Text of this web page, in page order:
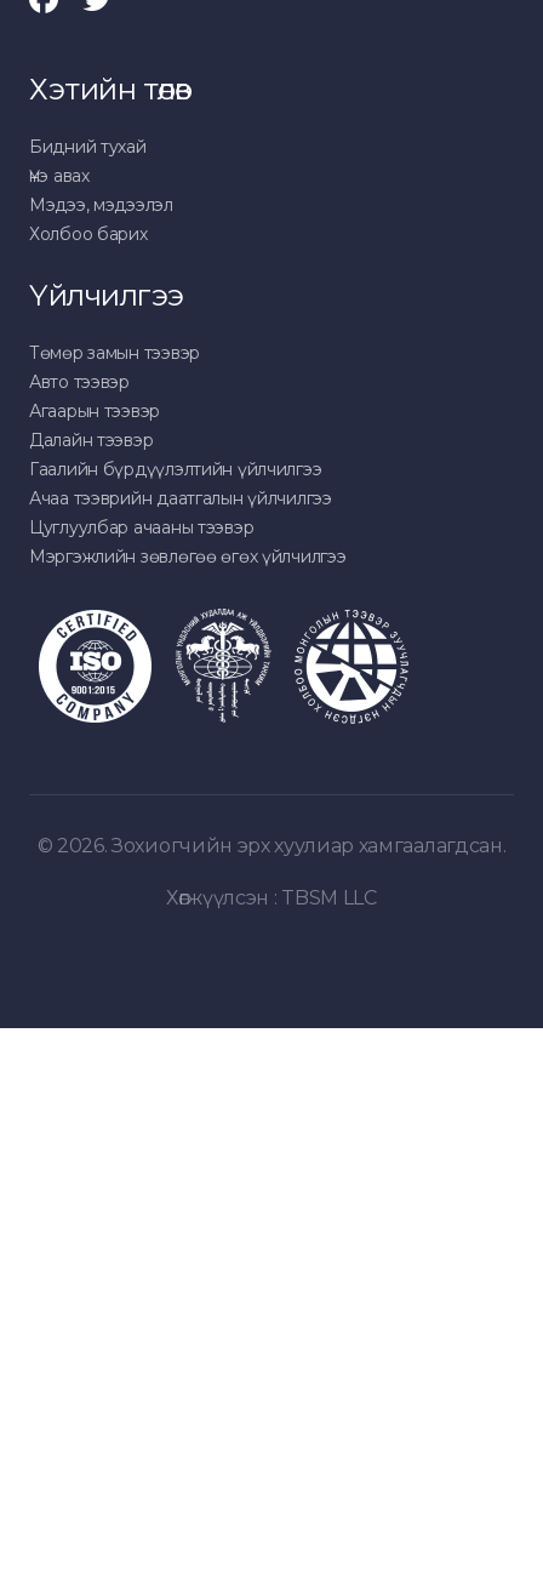
Хэтийн төлөв
Бидний тухай
Үнэ авах
Мэдээ, мэдээлэл
Холбоо барих
Үйлчилгээ
Төмөр замын тээвэр
Авто тээвэр
Агаарын тээвэр
Далайн тээвэр
Гаалийн бүрдүүлэлтийн үйлчилгээ
Ачаа тээврийн даатгалын үйлчилгээ
Цуглуулбар ачааны тээвэр
Мэргэжлийн зөвлөгөө өгөх үйлчилгээ
© 2026. Зохиогчийн эрх хуулиар хамгаалагдсан.
Хөгжүүлсэн : TBSM LLC